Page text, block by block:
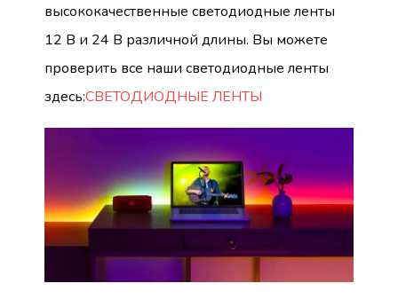
высококачественные светодиодные ленты
12 В и 24 В различной длины. Вы можете
проверить все наши светодиодные ленты
здесь:СВЕТОДИОДНЫЕ ЛЕНТЫ